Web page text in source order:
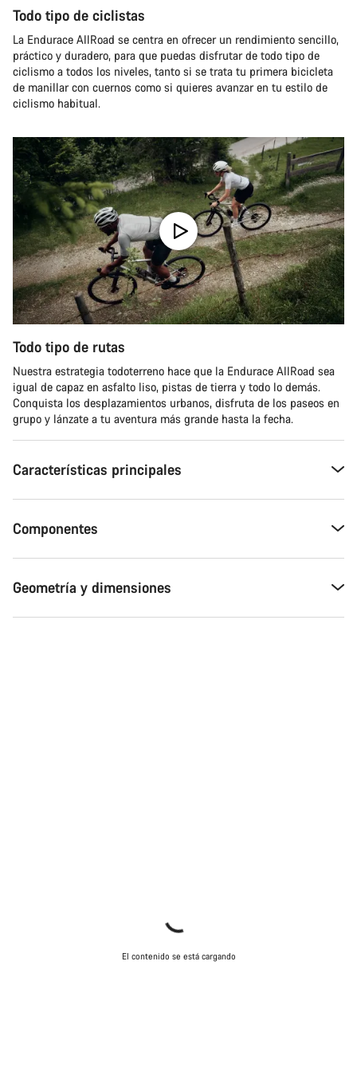
Todo tipo de ciclistas
La Endurace AllRoad se centra en ofrecer un rendimiento sencillo,
práctico y duradero, para que puedas disfrutar de todo tipo de
ciclismo a todos los niveles, tanto si se trata tu primera bicicleta
de manillar con cuernos como si quieres avanzar en tu estilo de
ciclismo habitual.
Todo tipo de rutas
Nuestra estrategia todoterreno hace que la Endurace AllRoad sea
igual de capaz en asfalto liso, pistas de tierra y todo lo demás.
Conquista los desplazamientos urbanos, disfruta de los paseos en
grupo y lánzate a tu aventura más grande hasta la fecha.
Características principales
Componentes
Geometría y dimensiones
El contenido se está cargando